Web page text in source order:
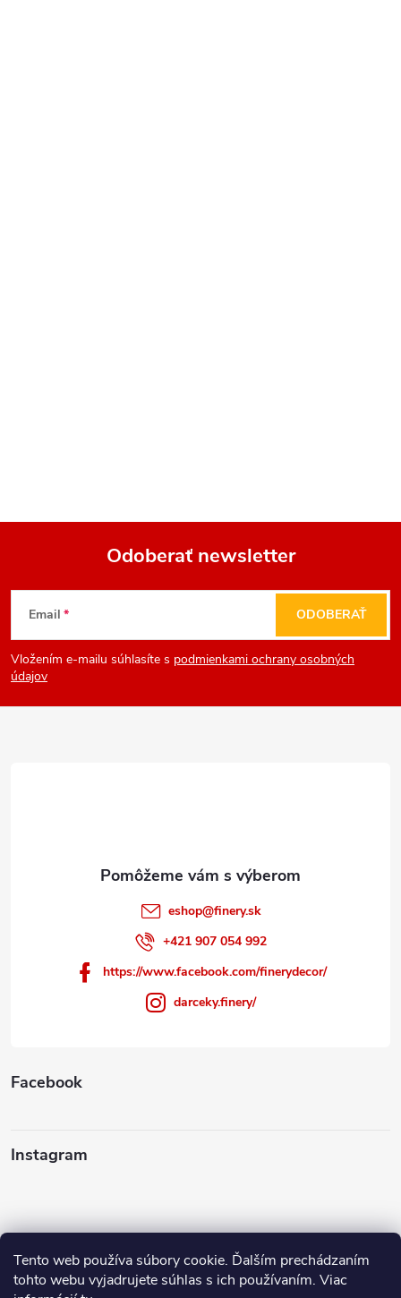
Tento web používa súbory cookie. Ďalším prechádzaním
tohto webu vyjadrujete súhlas s ich používaním. Viac
Z
á
p
Odoberať newsletter
Email
Vložením e-mailu súhlasíte s podmienkami ochrany osobných
údajov
ODOBERAŤ
eshop@finery.sk
+421 907 054 992
https://www.facebook.com/finerydecor/
darceky.finery/
Facebook
Instagram
Sledovať na Instagrame